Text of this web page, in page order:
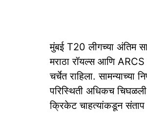
मुंबई T20 लीगच्या अंतिम
मराठा रॉयल्स आणि ARCS
चर्चेत राहिला. सामन्याच्या
परिस्थिती अधिकच
क्रिकेट चाहत्यांकडून